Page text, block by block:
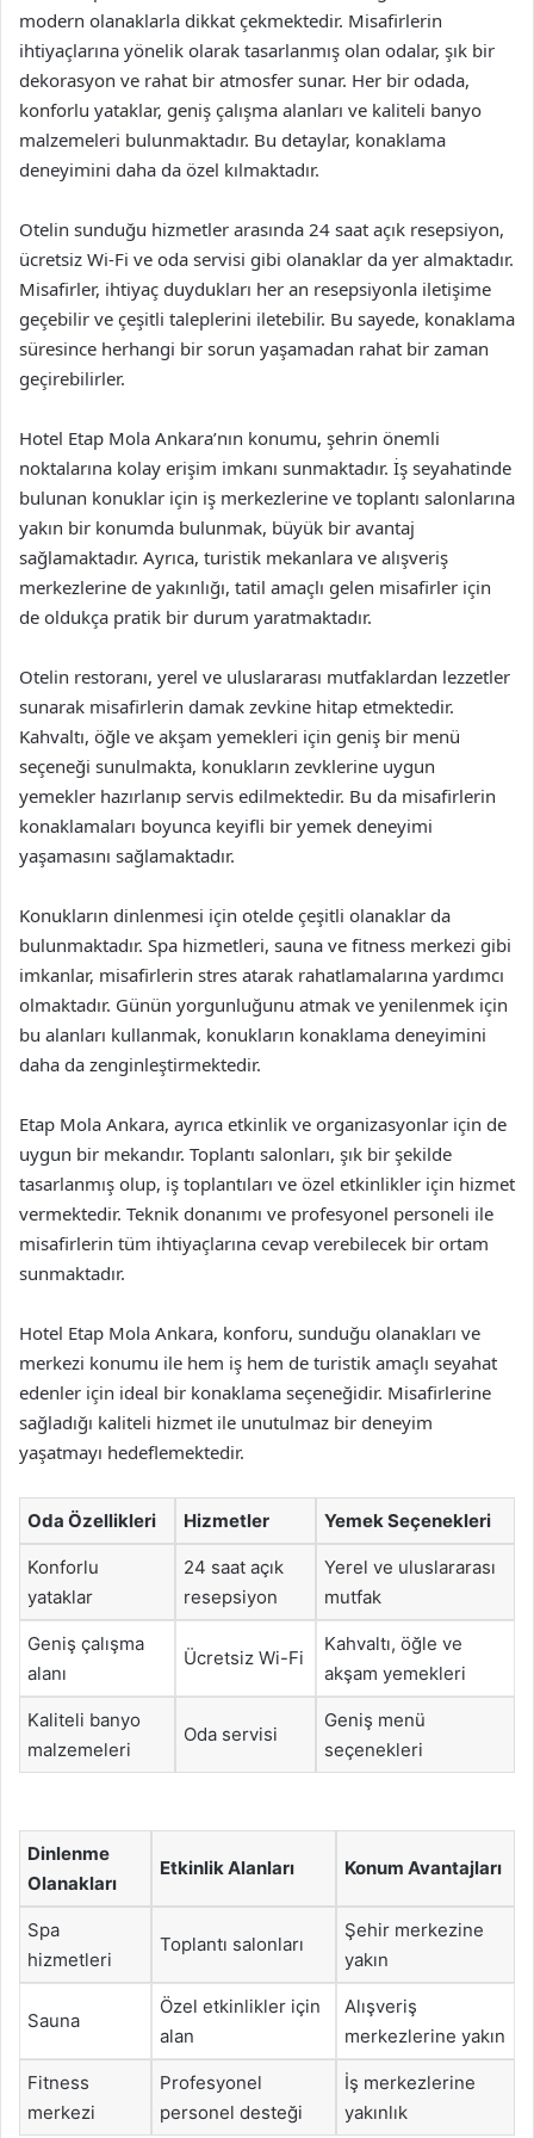
modern olanaklarla dikkat çekmektedir. Misafirlerin
ihtiyaçlarına yönelik olarak tasarlanmış olan odalar, şık bir
dekorasyon ve rahat bir atmosfer sunar. Her bir odada,
konforlu yataklar, geniş çalışma alanları ve kaliteli banyo
malzemeleri bulunmaktadır. Bu detaylar, konaklama
deneyimini daha da özel kılmaktadır.
Otelin sunduğu hizmetler arasında 24 saat açık resepsiyon,
ücretsiz Wi-Fi ve oda servisi gibi olanaklar da yer almaktadır.
Misafirler, ihtiyaç duydukları her an resepsiyonla iletişime
geçebilir ve çeşitli taleplerini iletebilir. Bu sayede, konaklama
süresince herhangi bir sorun yaşamadan rahat bir zaman
geçirebilirler.
Hotel Etap Mola Ankara’nın konumu, şehrin önemli
noktalarına kolay erişim imkanı sunmaktadır. İş seyahatinde
bulunan konuklar için iş merkezlerine ve toplantı salonlarına
yakın bir konumda bulunmak, büyük bir avantaj
sağlamaktadır. Ayrıca, turistik mekanlara ve alışveriş
merkezlerine de yakınlığı, tatil amaçlı gelen misafirler için
de oldukça pratik bir durum yaratmaktadır.
Otelin restoranı, yerel ve uluslararası mutfaklardan lezzetler
sunarak misafirlerin damak zevkine hitap etmektedir.
Kahvaltı, öğle ve akşam yemekleri için geniş bir menü
seçeneği sunulmakta, konukların zevklerine uygun
yemekler hazırlanıp servis edilmektedir. Bu da misafirlerin
konaklamaları boyunca keyifli bir yemek deneyimi
yaşamasını sağlamaktadır.
Konukların dinlenmesi için otelde çeşitli olanaklar da
bulunmaktadır. Spa hizmetleri, sauna ve fitness merkezi gibi
imkanlar, misafirlerin stres atarak rahatlamalarına yardımcı
olmaktadır. Günün yorgunluğunu atmak ve yenilenmek için
bu alanları kullanmak, konukların konaklama deneyimini
daha da zenginleştirmektedir.
Etap Mola Ankara, ayrıca etkinlik ve organizasyonlar için de
uygun bir mekandır. Toplantı salonları, şık bir şekilde
tasarlanmış olup, iş toplantıları ve özel etkinlikler için hizmet
vermektedir. Teknik donanımı ve profesyonel personeli ile
misafirlerin tüm ihtiyaçlarına cevap verebilecek bir ortam
sunmaktadır.
Hotel Etap Mola Ankara, konforu, sunduğu olanakları ve
merkezi konumu ile hem iş hem de turistik amaçlı seyahat
edenler için ideal bir konaklama seçeneğidir. Misafirlerine
sağladığı kaliteli hizmet ile unutulmaz bir deneyim
yaşatmayı hedeflemektedir.
Oda Özellikleri Hizmetler Yemek Seçenekleri
Konforlu
yataklar
24 saat açık
resepsiyon
Yerel ve uluslararası
mutfak
Geniş çalışma
alanı
Ücretsiz Wi-Fi
Kahvaltı, öğle ve
akşam yemekleri
Kaliteli banyo
malzemeleri
Oda servisi
Geniş menü
seçenekleri
Dinlenme
Olanakları
Etkinlik Alanları Konum Avantajları
Spa
hizmetleri
Toplantı salonları
Şehir merkezine
yakın
Sauna
Özel etkinlikler için
alan
Alışveriş
merkezlerine yakın
Fitness
merkezi
Profesyonel
personel desteği
İş merkezlerine
yakınlık